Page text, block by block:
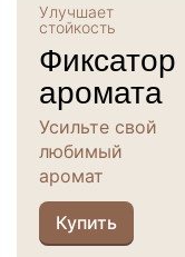
Улучшает
стойкость
Фиксатор
аромата
Усильте свой
любимый
аромат
Купить